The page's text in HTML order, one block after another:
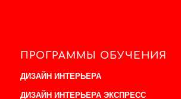
ПРОГРАММЫ ОБУЧЕНИЯ
ДИЗАЙН ИНТЕРЬЕРА
ДИЗАЙН ИНТЕРЬЕРА ЭКСПРЕСС